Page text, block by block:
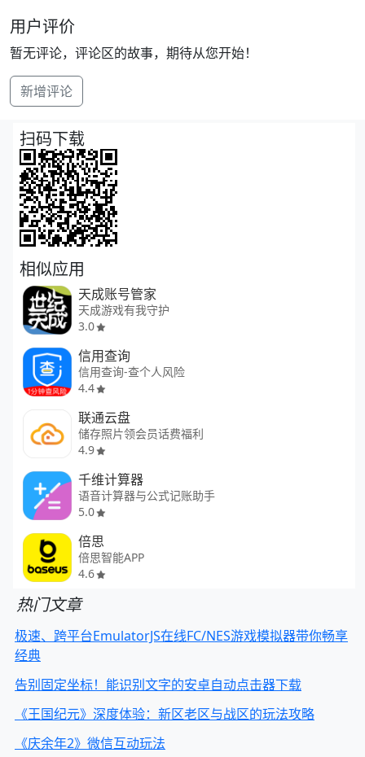
用户评价
暂无评论，评论区的故事，期待从您开始！
新增评论
扫码下载
相似应用
天成账号管家
天成游戏有我守护
3.0
信用查询
信用查询-查个人风险
4.4
联通云盘
储存照片领会员话费福利
4.9
千维计算器
语音计算器与公式记账助手
5.0
倍思
倍思智能APP
4.6
热门文章
极速、跨平台EmulatorJS在线FC/NES游戏模拟器带你畅享
经典
告别固定坐标！能识别文字的安卓自动点击器下载
《王国纪元》深度体验：新区老区与战区的玩法攻略
《庆余年2》微信互动玩法